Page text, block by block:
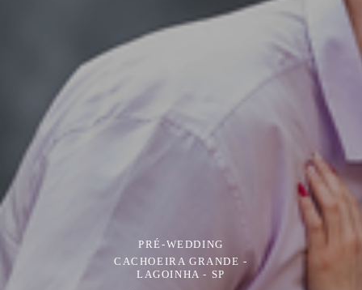
PRÉ-WEDDING
CACHOEIRA GRANDE -
LAGOINHA - SP